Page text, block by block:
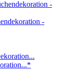
-